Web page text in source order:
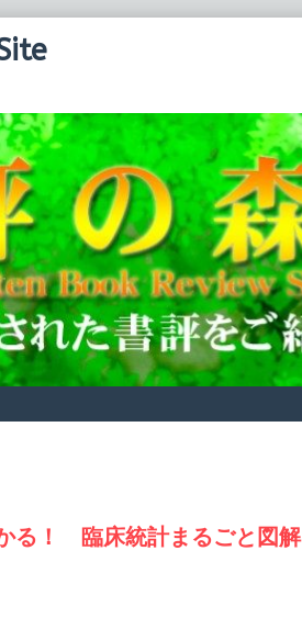
る！ 臨床統計まるごと図解